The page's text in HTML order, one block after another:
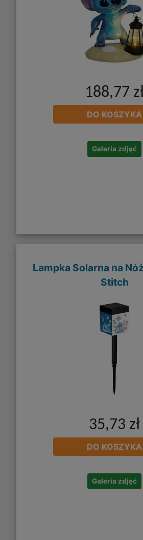
188,77
DO KOSZYKA
Galeria zdjęć
Lampka Solarna na
Stitch
35,73 zł
DO KOSZYKA
Galeria zdjęć